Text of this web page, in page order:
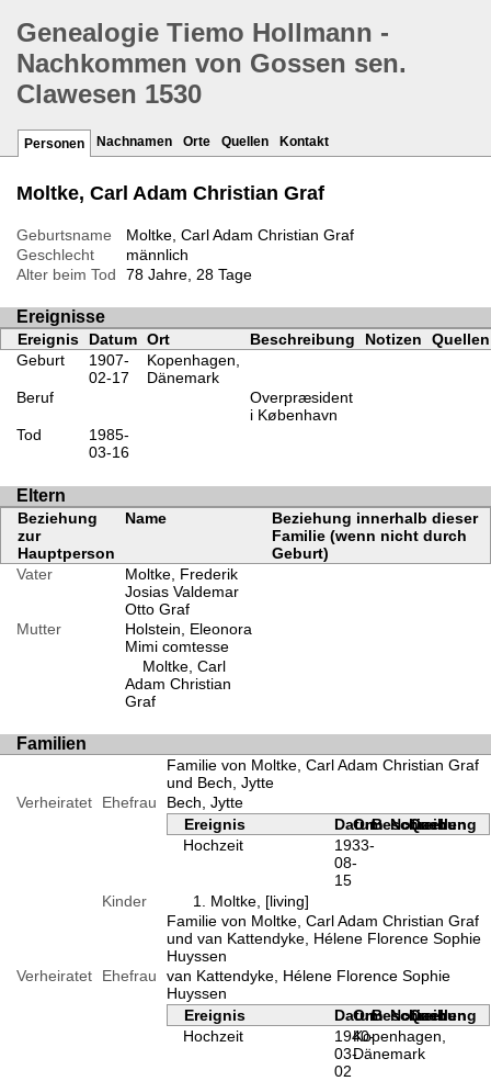
Genealogie Tiemo Hollmann -
Nachkommen von Gossen sen.
Clawesen 1530
Personen Nachnamen Orte Quellen Kontakt
Moltke, Carl Adam Christian Graf
Geburtsname
Moltke, Carl Adam Christian Graf
Geschlecht
männlich
Alter beim Tod
78 Jahre, 28 Tage
Ereignisse
Ereignis Datum Ort Beschreibung Notizen
Quellen
Geburt
1907-
02-17
Kopenhagen,
Dänemark
Beruf
Overpræsident
i København
Tod
1985-
03-16
Eltern
Beziehung
zur
Hauptperson
Name
Beziehung innerhalb dieser
Familie (wenn nicht durch
Geburt)
Vater
Moltke, Frederik
Josias Valdemar
Otto Graf
Mutter
Holstein, Eleonora
Mimi comtesse
Moltke, Carl
Adam Christian
Graf
Familien
Familie von Moltke, Carl Adam Christian Graf
und Bech, Jytte
Verheiratet
Ehefrau
Bech, Jytte
Ereignis
Datum
OrtBeschreibung
Notizen
Quellen
Hochzeit
1933-
08-
15
Kinder
Moltke, [living]
Familie von Moltke, Carl Adam Christian Graf
und van Kattendyke, Hélene Florence Sophie
Huyssen
Verheiratet
Ehefrau
van Kattendyke, Hélene Florence Sophie
Huyssen
Ereignis
Datum
OrtBeschreibung
Notizen
Quellen
Hochzeit
1940-
03-
02
Kopenhagen,
Dänemark